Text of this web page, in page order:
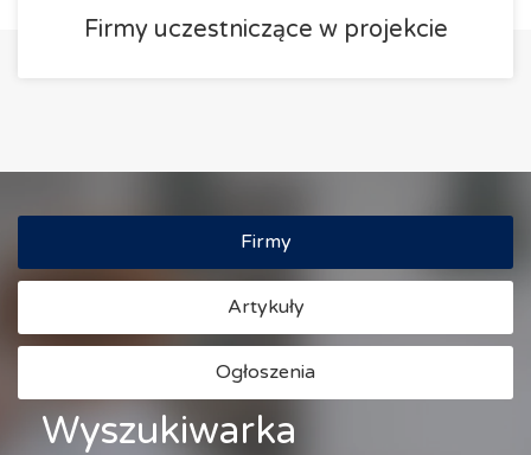
Firmy uczestniczące w projekcie
Firmy
Artykuły
Ogłoszenia
Wyszukiwarka